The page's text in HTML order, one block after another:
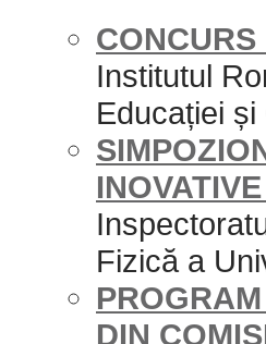
Institutul
Educației
Fizică a
DIN